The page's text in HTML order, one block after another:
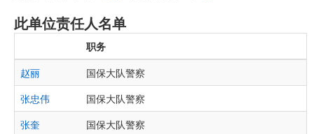
此单位责任人名单
职务
赵丽
国保大队警察
张忠伟
国保大队警察
张奎
国保大队警察